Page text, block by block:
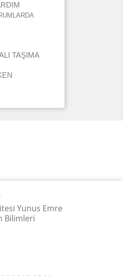
TAŞIMA
Yunus Emre
Bilimleri